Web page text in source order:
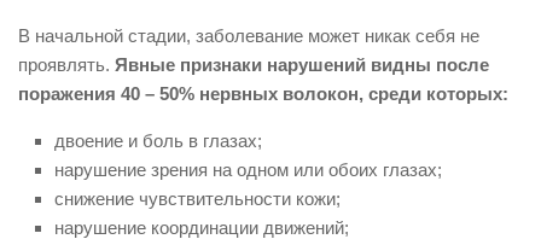
В начальной стадии, заболевание может никак себя не
проявлять. Явные признаки нарушений видны после
поражения 40 – 50% нервных волокон, среди которых:
двоение и боль в глазах;
нарушение зрения на одном или обоих глазах;
снижение чувствительности кожи;
нарушение координации движений;